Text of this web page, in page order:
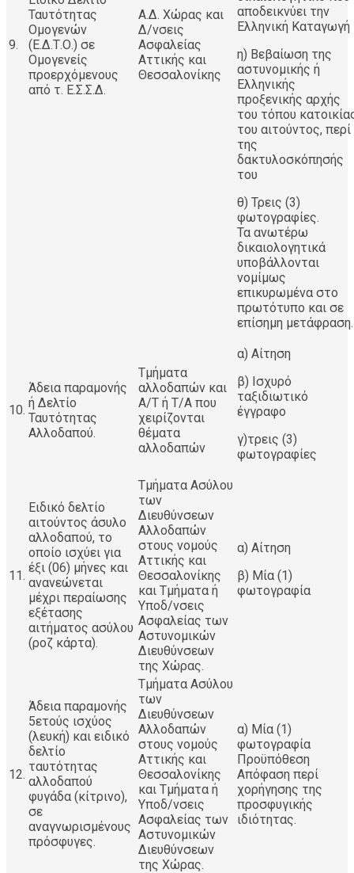
9.
Ταυτότητας
Ομογενών
(Ε.Δ.Τ.Ο.) σε
Ομογενείς
προερχόμενους
από τ. Ε.Σ.Σ.Δ.
Α.Δ. Χώρας και
Δ/νσεις
Ασφαλείας
Αττικής και
Θεσσαλονίκης
αποδεικνύει την
Ελληνική Καταγωγή
η) Βεβαίωση της
αστυνομικής ή
Ελληνικής
προξενικής αρχής
του τόπου
του αιτούντος, περί
της
δακτυλοσκόπησής
του
θ) Τρεις (3)
Τα ανωτέρω
δικαιολογητικά
υποβάλλονται
νομίμως
επικυρωμένα στο
πρωτότυπο και σε
επίσημη μετάφραση.
10.
Άδεια παραμονής
ή Δελτίο
Ταυτότητας
Αλλοδαπού.
Τμήματα
αλλοδαπών και
Α/Τ ή Τ/Α που
χειρίζονται
θέματα
αλλοδαπών
α) Αίτηση
β) Ισχυρό
ταξιδιωτικό
έγγραφο
γ)τρεις (3)
φωτογραφίες
11.
Ειδικό δελτίο
αιτούντος άσυλο
αλλοδαπού, το
οποίο ισχύει για
έξι (06) μήνες και
ανανεώνεται
μέχρι περαίωσης
εξέτασης
αιτήματος ασύλου
(ροζ κάρτα).
Τμήματα Ασύλου
των
Διευθύνσεων
Αλλοδαπών
στους νομούς
Αττικής και
Θεσσαλονίκης
και Τμήματα ή
Υποδ/νσεις
Ασφαλείας των
Αστυνομικών
Διευθύνσεων
της Χώρας.
α) Αίτηση
β) Μία (1)
φωτογραφία
12.
Άδεια παραμονής
5ετούς ισχύος
(λευκή) και ειδικό
δελτίο
ταυτότητας
αλλοδαπού
φυγάδα (κίτρινο),
σε
αναγνωρισμένους
πρόσφυγες.
Τμήματα Ασύλου
των
Διευθύνσεων
Αλλοδαπών
στους νομούς
Αττικής και
Θεσσαλονίκης
και Τμήματα ή
Υποδ/νσεις
Ασφαλείας των
Αστυνομικών
Διευθύνσεων
της Χώρας.
α) Μία (1)
φωτογραφία
Προϋπόθεση
Απόφαση περί
χορήγησης της
προσφυγικής
ιδιότητας.